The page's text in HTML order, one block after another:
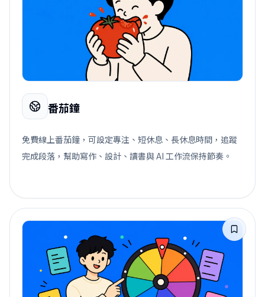
番茄鐘
免費線上番茄鐘，可設定專注、短休息、長休息時間，追蹤
完成段落，幫助寫作、設計、讀書與 AI 工作流保持節奏。